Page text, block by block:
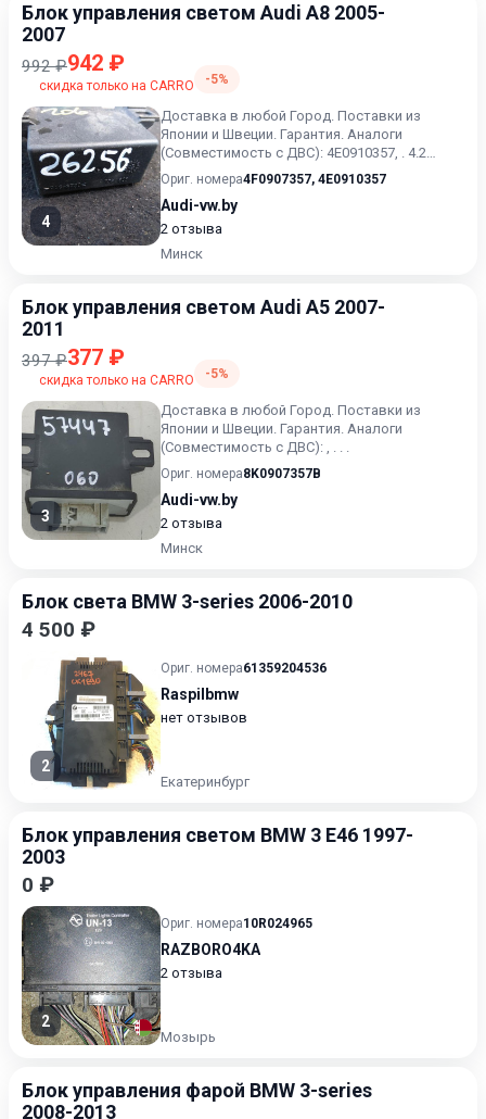
Блок управления светом Audi A8 2005-
2007
992 ₽942 ₽
скидка только на CARRO -5%
4
Доставка в любой Город. Поставки из
Японии и Швеции. Гарантия. Аналоги
(Совместимость с ДВС): 4E0910357, . 4.2
Бензин. .
Ориг. номера4F0907357, 4E0910357
Audi-vw.by
2 отзыва
Минск
Блок управления светом Audi A5 2007-
2011
397 ₽377 ₽
скидка только на CARRO -5%
3
Доставка в любой Город. Поставки из
Японии и Швеции. Гарантия. Аналоги
(Совместимость с ДВС): , . . .
Ориг. номера8K0907357B
Audi-vw.by
2 отзыва
Минск
Блок света BMW 3-series 2006-2010
4 500 ₽
2
Ориг. номера61359204536
Raspilbmw
нет отзывов
Екатеринбург
Блок управления светом BMW 3 E46 1997-
2003
0 ₽
2
Ориг. номера10R024965
RAZBORO4KA
2 отзыва
Мозырь
Блок управления фарой BMW 3-series
2008-2013